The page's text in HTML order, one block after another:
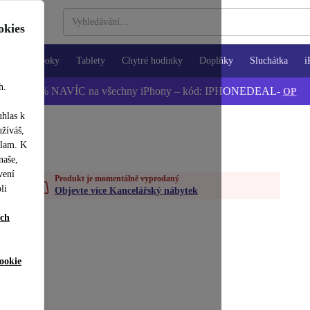
k
K
Notebooky Tablety Chytré hodinky Doplňky Sluchátka
📱 -5 % NAVÍC na všechny iPhony – kód: IPHONEDEAL- OP
Produkt je momentálně vyprodaný
Objevte více Kancelářský nábytek